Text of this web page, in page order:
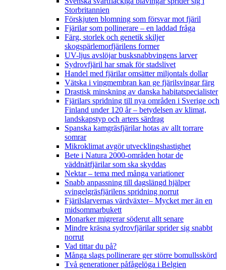
Storbritannien
Förskjuten blomning som försvar mot fjäril
Fjärilar som pollinerare – en laddad fråga
Färg, storlek och genetik skiljer
skogspärlemorfjärilens former
UV-ljus avslöjar busksnabbvingens larver
Sydrovfjäril har smak för stadslivet
Handel med fjärilar omsätter miljontals dollar
Vätska i vingmembran kan ge fjärilsvingar färg
Drastisk minskning av danska habitatspecialister
Fjärilars spridning till nya områden i Sverige och
Finland under 120 år– betydelsen av klimat,
landskapstyp och arters särdrag
Spanska kamgräsfjärilar hotas av allt torrare
somrar
Mikroklimat avgör utvecklingshastighet
Bete i Natura 2000-områden hotar de
väddnätfjärilar som ska skyddas
Nektar – tema med många variationer
Snabb anpassning till dagslängd hjälper
svingelgräsfjärilens spridning norrut
Fjärilslarvernas värdväxter– Mycket mer än en
midsommarbukett
Monarker migrerar söderut allt senare
Mindre kräsna sydrovfjärilar sprider sig snabbt
norrut
Vad tittar du på?
Många slags pollinerare ger större bomullsskörd
Två generationer påfågelöga i Belgien